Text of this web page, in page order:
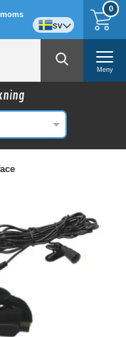
0
sv
Meny
kan intressera